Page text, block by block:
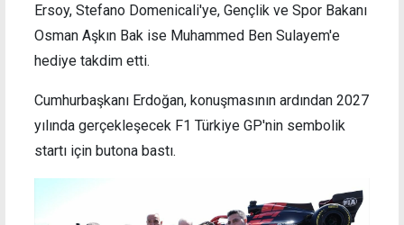
Ersoy, Stefano Domenicali'ye, Gençlik ve Spor Bakanı
Osman Aşkın Bak ise Muhammed Ben Sulayem'e
hediye takdim etti.
Cumhurbaşkanı Erdoğan, konuşmasının ardından 2027
yılında gerçekleşecek F1 Türkiye GP'nin sembolik
startı için butona bastı.